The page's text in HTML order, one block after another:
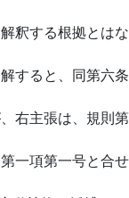
釈する根拠とはな
すると、同第六条
右主張は、規則第
一項第一号と合せ